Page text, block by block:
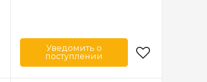
Уведомить о
поступлении
Бренд
Lavender & Lace